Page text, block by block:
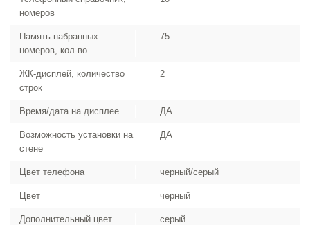
номеров
Память набранных
номеров, кол-во
75
ЖК-дисплей, количество
строк
2
Время/дата на дисплее ДА
Возможность установки на
стене
ДА
Цвет телефона черный/серый
Цвет черный
Дополнительный цвет серый